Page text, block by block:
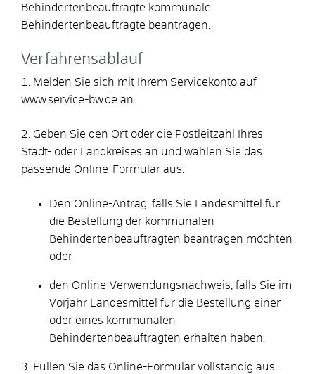
Behindertenbeauftragte kommunale
Behindertenbeauftragte beantragen.
Verfahrensablauf
1. Melden Sie sich mit Ihrem Servicekonto auf
www.service-bw.de an.
2. Geben Sie den Ort oder die Postleitzahl Ihres
Stadt- oder Landkreises an und wählen Sie das
passende Online-Formular aus:
Den Online-Antrag, falls Sie Landesmittel für
die Bestellung der kommunalen
Behindertenbeauftragten beantragen möchten
oder
den Online-Verwendungsnachweis, falls Sie im
Vorjahr Landesmittel für die Bestellung einer
oder eines kommunalen
Behindertenbeauftragten erhalten haben.
3. Füllen Sie das Online-Formular vollständig aus.